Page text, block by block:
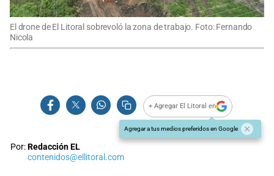
El drone de El Litoral sobrevoló la zona de trabajo. Foto: Fernando
Nicola
+ Agregar El Litoral en
Agregar a tus medios preferidos en Google
Por:Redacción EL
contenidos@ellitoral.com